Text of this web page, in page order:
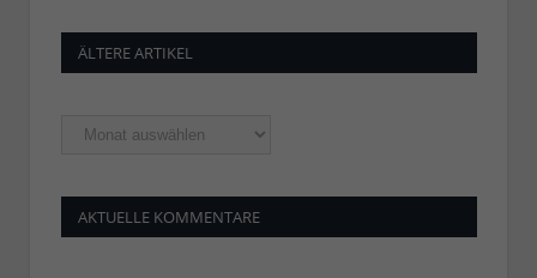
ÄLTERE ARTIKEL
Ältere
Artikel
AKTUELLE KOMMENTARE